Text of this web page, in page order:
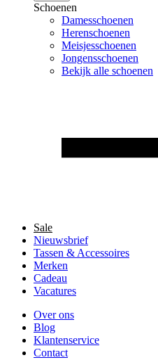
Schoenen
Damesschoenen
Herenschoenen
Meisjesschoenen
Jongensschoenen
Bekijk alle schoenen
Sale
Nieuwsbrief
Tassen & Accessoires
Merken
Cadeau
Vacatures
Over ons
Blog
Klantenservice
Contact